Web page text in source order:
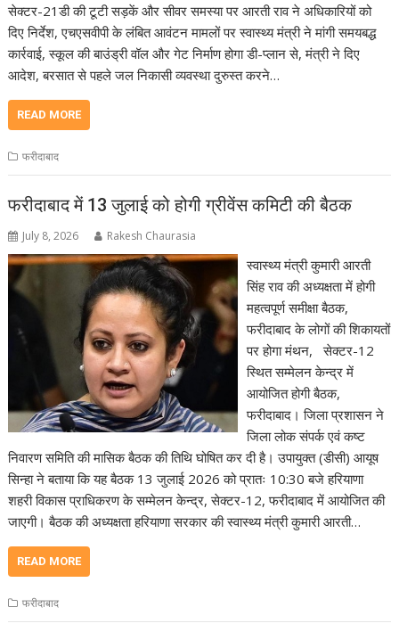
सेक्टर-21डी की टूटी सड़कें और सीवर समस्या पर आरती राव ने अधिकारियों को
दिए निर्देश, एचएसवीपी के लंबित आवंटन मामलों पर स्वास्थ्य मंत्री ने मांगी समयबद्ध
कार्रवाई, स्कूल की बाउंड्री वॉल और गेट निर्माण होगा डी-प्लान से, मंत्री ने दिए
आदेश, बरसात से पहले जल निकासी व्यवस्था दुरुस्त करने…
READ MORE
फरीदाबाद
फरीदाबाद में 13 जुलाई को होगी ग्रीवेंस कमिटी की बैठक
July 8, 2026 Rakesh Chaurasia
स्वास्थ्य मंत्री कुमारी आरती
सिंह राव की अध्यक्षता में होगी
महत्वपूर्ण समीक्षा बैठक,
फरीदाबाद के लोगों की शिकायतों
पर होगा मंथन, सेक्टर-12
स्थित सम्मेलन केन्द्र में
आयोजित होगी बैठक,
फरीदाबाद। जिला प्रशासन ने
जिला लोक संपर्क एवं कष्ट
निवारण समिति की मासिक बैठक की तिथि घोषित कर दी है। उपायुक्त (डीसी) आयूष
सिन्हा ने बताया कि यह बैठक 13 जुलाई 2026 को प्रातः 10:30 बजे हरियाणा
शहरी विकास प्राधिकरण के सम्मेलन केन्द्र, सेक्टर-12, फरीदाबाद में आयोजित की
जाएगी। बैठक की अध्यक्षता हरियाणा सरकार की स्वास्थ्य मंत्री कुमारी आरती…
READ MORE
फरीदाबाद